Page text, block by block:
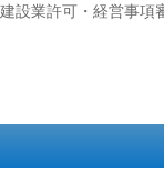
建設業許可・経営事項